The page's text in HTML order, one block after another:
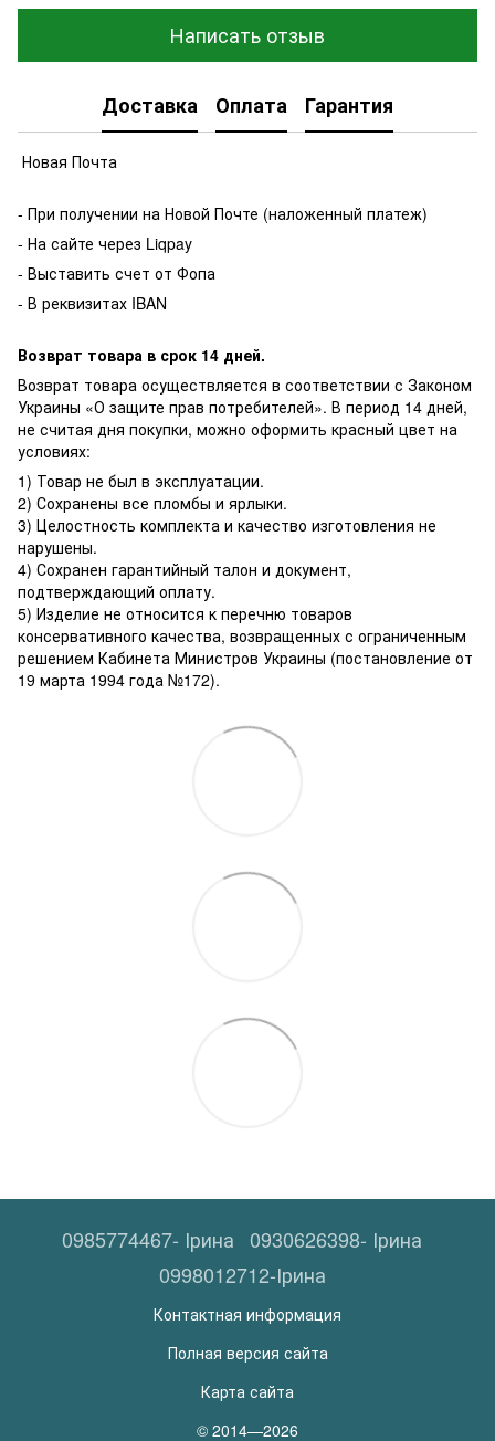
Написать отзыв
Доставка Оплата Гарантия
Новая Почта
- При получении на Новой Почте (наложенный платеж)
- На сайте через Liqpay
- Выставить счет от Фопа
- В реквизитах IBAN
Возврат товара в срок 14 дней.
Возврат товара осуществляется в соответствии с Законом
Украины «О защите прав потребителей». В период 14 дней,
не считая дня покупки, можно оформить красный цвет на
условиях:
1) Товар не был в эксплуатации.
2) Сохранены все пломбы и ярлыки.
3) Целостность комплекта и качество изготовления не
нарушены.
4) Сохранен гарантийный талон и документ,
подтверждающий оплату.
5) Изделие не относится к перечню товаров
консервативного качества, возвращенных с ограниченным
решением Кабинета Министров Украины (постановление от
19 марта 1994 года №172).
0985774467- Ірина 0930626398- Ірина
0998012712-Ірина
Контактная информация
Полная версия сайта
Карта сайта
© 2014—2026